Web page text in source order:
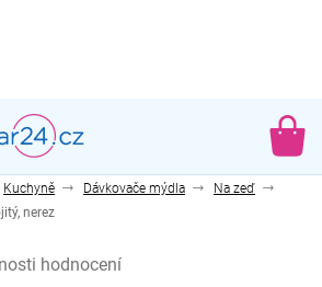
Kuchyně Dávkovače mýdla
Na zeď
nerez
hodnocení